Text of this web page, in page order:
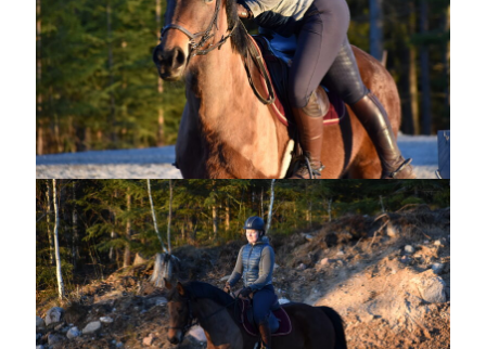
augusti 2022
juli 2022
juni 2022
maj 2022
april 2022
mars 2022
februari 2022
januari 2022
december 2021
november 2021
oktober 2021
september 2021